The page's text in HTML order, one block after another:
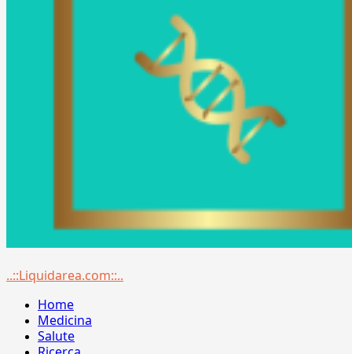
Menu
..::Liquidarea.com::..
Home
Medicina
Salute